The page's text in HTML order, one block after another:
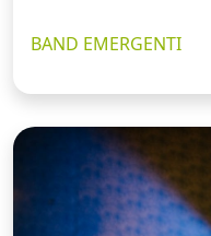
BAND EMERGENTI